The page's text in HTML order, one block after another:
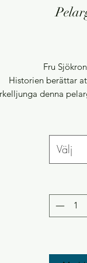
Fru
Historien berättar
denna
Örkelljunga. Fru
sedan tidigare
Olga von
POM. Sorten
Välj